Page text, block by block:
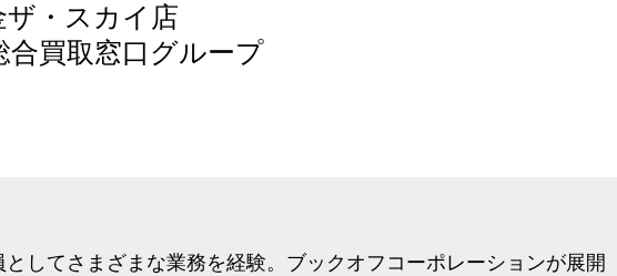
・スカイ店
買取窓口グループ
してさまざまな業務を経験。ブックオフコーポレーションが展開